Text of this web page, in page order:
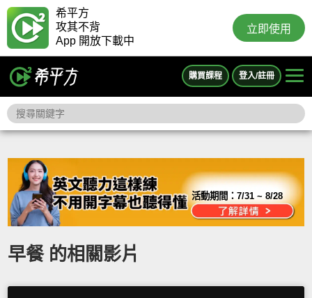
希平方
攻其不背
App 開放下載中
立即使用
購買課程 登入/註冊
活動期間：7/31 ~ 8/28
早餐 的相關影片